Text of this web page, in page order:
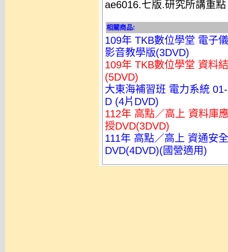
ae6016.七版.研究所講重
相關商品:
109年 TKB數位學堂 電子
影音教學版(3DVD)
109年 TKB數位學堂 資料
(5DVD)
大東海補習班 電力系統
D (4片DVD)
112年 高點／高上 資料庫
授DVD(3DVD)
111年 高點／高上 資通安
DVD(4DVD)(國營適用)